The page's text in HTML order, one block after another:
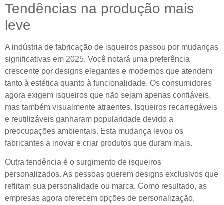
Tendências na produção mais
leve
A indústria de fabricação de isqueiros passou por mudanças
significativas em 2025. Você notará uma preferência
crescente por designs elegantes e modernos que atendem
tanto à estética quanto à funcionalidade. Os consumidores
agora exigem isqueiros que não sejam apenas confiáveis,
mas também visualmente atraentes. Isqueiros recarregáveis
​​e reutilizáveis ​​ganharam popularidade devido a
preocupações ambientais. Esta mudança levou os
fabricantes a inovar e criar produtos que duram mais.
Outra tendência é o surgimento de isqueiros
personalizados. As pessoas querem designs exclusivos que
reflitam sua personalidade ou marca. Como resultado, as
empresas agora oferecem opções de personalização,